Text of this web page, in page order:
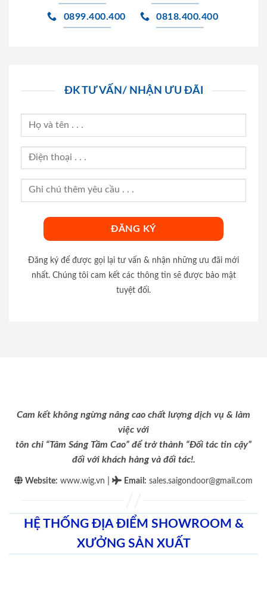
0899.400.400 0818.400.400
ĐK TƯ VẤN/ NHẬN ƯU ĐÃI
Đăng ký để được gọi lại tư vấn & nhận những ưu đãi mới
nhất. Chúng tôi cam kết các thông tin sẽ được bảo mật
tuyệt đối.
Cam kết không ngừng nâng cao chất lượng dịch vụ & làm
việc với
tôn chỉ “Tâm Sáng Tầm Cao” để trở thành “Đối tác tin cậy”
đối với khách hàng và đối tác!.
Website: www.wig.vn Email : sales.saigondoor@gmail.com
HỆ THỐNG ĐỊA ĐIỂM SHOWROOM &
XƯỞNG SẢN XUẤT